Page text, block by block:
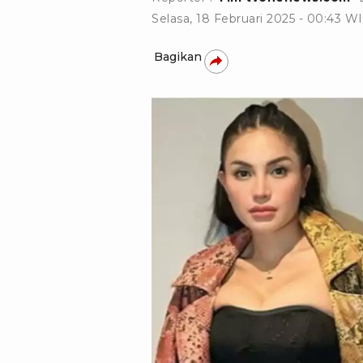
Selasa, 18 Februari 2025 - 00:43
Bagikan